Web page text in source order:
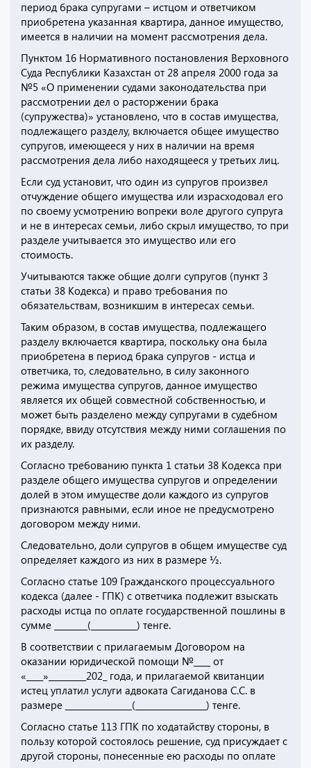
период брака супругами – истцом и ответчиком
приобретена указанная квартира, данное имущество,
имеется в наличии на момент рассмотрения дела.
Пунктом 16 Нормативного постановления Верховного
Суда Республики Казахстан от 28 апреля 2000 года за
№5 «О применении судами законодательства при
рассмотрении дел о расторжении брака
(супружества)» установлено, что в состав имущества,
подлежащего разделу, включается общее имущество
супругов, имеющееся у них в наличии на время
рассмотрения дела либо находящееся у третьих лиц.
Если суд установит, что один из супругов произвел
отчуждение общего имущества или израсходовал его
по своему усмотрению вопреки воле другого супруга
и не в интересах семьи, либо скрыл имущество, то при
разделе учитывается это имущество или его
стоимость.
Учитываются также общие долги супругов (пункт 3
статьи 38 Кодекса) и право требования по
обязательствам, возникшим в интересах семьи.
Таким образом, в состав имущества, подлежащего
разделу включается квартира, поскольку она была
приобретена в период брака супругов - истца и
ответчика, то, следовательно, в силу законного
режима имущества супругов, данное имущество
является их общей совместной собственностью, и
может быть разделено между супругами в судебном
порядке, ввиду отсутствия между ними соглашения по
их разделу.
Согласно требованию пункта 1 статьи 38 Кодекса при
разделе общего имущества супругов и определении
долей в этом имуществе доли каждого из супругов
признаются равными, если иное не предусмотрено
договором между ними.
Следовательно, доли супругов в общем имуществе суд
определяет каждого из них в размере ½.
Согласно статье 109 Гражданского процессуального
кодекса (далее - ГПК) с ответчика подлежит взыскать
расходы истца по оплате государственной пошлины в
сумме ________(___________) тенге.
В соответствии с прилагаемым Договором на
оказании юридической помощи №____ от
«____»_________202_ года, и прилагаемой квитанции
истец уплатил услуги адвоката Сагиданова С.С. в
размере ________________(_________________) тенге.
Согласно статье 113 ГПК по ходатайству стороны, в
пользу которой состоялось решение, суд присуждает с
другой стороны, понесенные ею расходы по оплате